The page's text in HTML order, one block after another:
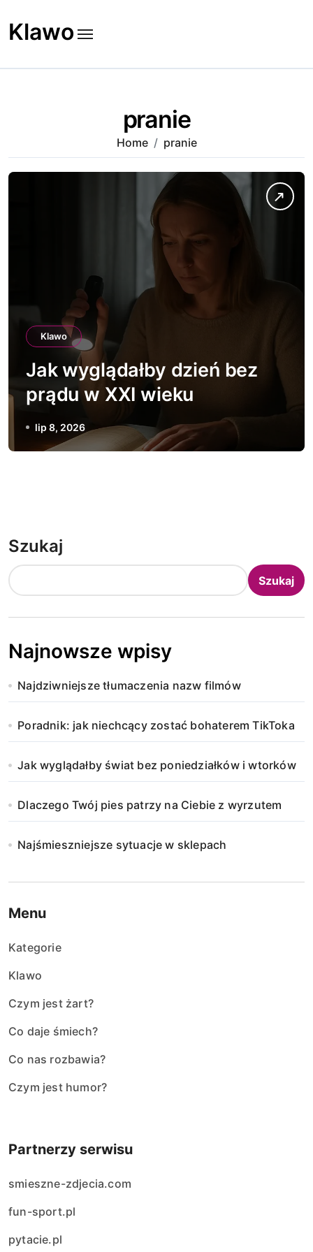
to
content
Klawo
pranie
Home pranie
Klawo
Jak wyglądałby dzień bez
prądu w XXI wieku
lip 8, 2026
Szukaj
Szukaj
Najnowsze wpisy
Najdziwniejsze tłumaczenia nazw filmów
Poradnik: jak niechcący zostać bohaterem TikToka
Jak wyglądałby świat bez poniedziałków i wtorków
Dlaczego Twój pies patrzy na Ciebie z wyrzutem
Najśmieszniejsze sytuacje w sklepach
Menu
Kategorie
Klawo
Czym jest żart?
Co daje śmiech?
Co nas rozbawia?
Czym jest humor?
Partnerzy serwisu
smieszne-zdjecia.com
fun-sport.pl
pytacie.pl